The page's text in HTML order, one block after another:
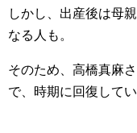
しかし、出産後は母
なる人も。
そのため、高橋真麻
で、時期に回復して